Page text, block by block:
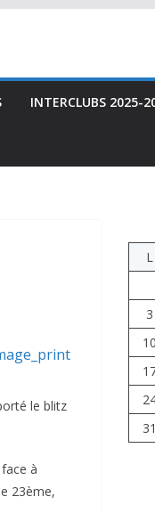
INTERCLUBS 2025-
le blitz
à
23ème,
L
3
10
31